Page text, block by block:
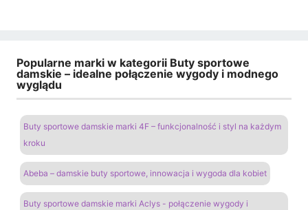
Popularne marki w kategorii Buty sportowe
damskie – idealne połączenie wygody i modnego
wyglądu
Buty sportowe damskie marki 4F – funkcjonalność i styl na każdym
kroku
Abeba – damskie buty sportowe, innowacja i wygoda dla kobiet
Buty sportowe damskie marki Aclys - połączenie wygody i